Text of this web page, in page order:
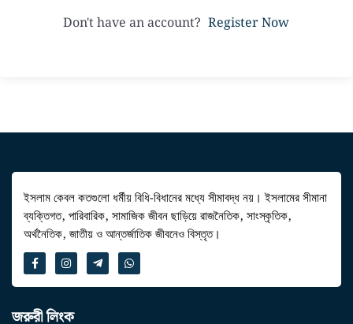
Don't have an account? Register Now
ইসলাম কেবল কতগুলো ধর্মীয় বিধি-বিধানের মধ্যে সীমাবদ্ধ নয়। ইসলামের সীমানা
ব্যক্তিগত, পারিবারিক, সামাজিক জীবন ছাড়িয়ে রাজনৈতিক, সাংস্কৃতিক,
অর্থনৈতিক, জাতীয় ও আন্তর্জাতিক জীবনেও বিস্তৃত।
জরুরী লিংক